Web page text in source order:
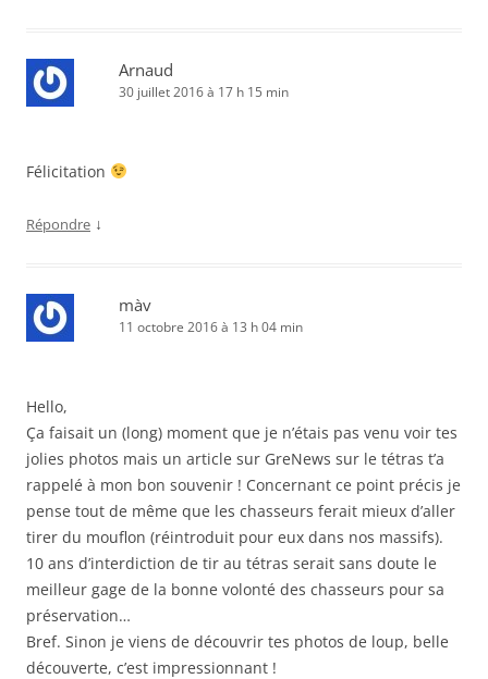
Arnaud
30 juillet 2016 à 17 h 15 min
Félicitation
Répondre ↓
màv
11 octobre 2016 à 13 h 04 min
Hello,
Ça faisait un (long) moment que je n’étais pas venu voir tes
jolies photos mais un article sur GreNews sur le tétras t’a
rappelé à mon bon souvenir ! Concernant ce point précis je
pense tout de même que les chasseurs ferait mieux d’aller
tirer du mouflon (réintroduit pour eux dans nos massifs).
10 ans d’interdiction de tir au tétras serait sans doute le
meilleur gage de la bonne volonté des chasseurs pour sa
préservation…
Bref. Sinon je viens de découvrir tes photos de loup, belle
découverte, c’est impressionnant !